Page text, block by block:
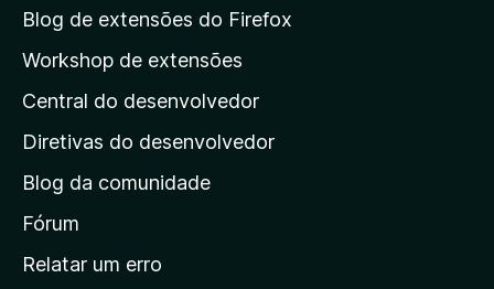
a
á
g
i
a
i
n
Blog de extensões do Firefox
Workshop de extensões
Central do desenvolvedor
Diretivas do desenvolvedor
Blog da comunidade
Fórum
Relatar um erro